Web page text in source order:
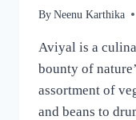
By Neenu Karthika
Aviyal is a
bounty of
assortment of
and beans to